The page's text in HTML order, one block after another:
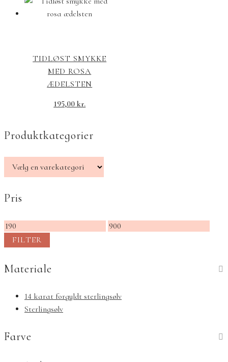
TIDLØST SMYKKE
MED ROSA
ÆDELSTEN
195,00kr.
Produktkategorier
Pris
Mindste
pris
Højeste
FILTER
Materiale
14 karat forgyldt sterlingsølv
Sterlingsølv
Farve